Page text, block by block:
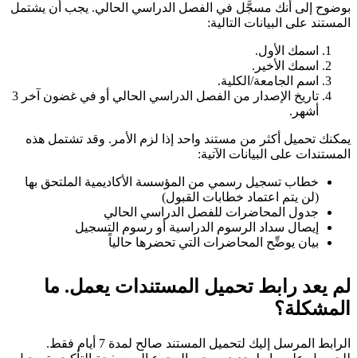
بوضوح إلى أنك مسجَّل في الفصل الدراسي الحالي. يجب أن يشتمل
المستند على البيانات التالية:
اسمك الأول.
اسمك الأخير.
اسم الجامعة/الكلية.
تاريخ الإصدار من الفصل الدراسي الحالي أو في غضون آخر 3
أشهر.
يمكنك تحميل أكثر من مستند واحد إذا لزم الأمر. وقد تشتمل هذه
المستندات على البيانات الآتية:
خطاب تسجيل رسمي من المؤسسة الأكاديمية الملتحق بها
(لن يتم اعتماد خطابات القبول)
جدول المحاضرات للفصل الدراسي الحالي
إيصال سداد الرسوم الدراسية أو رسوم التسجيل
بيان يوضِّح المحاضرات التي تحضرها حالياً
لم يعد رابط تحميل المستندات يعمل. ما
المشكلة؟
الرابط المرسل إليك لتحميل المستند صالح لمدة 7 أيام فقط.